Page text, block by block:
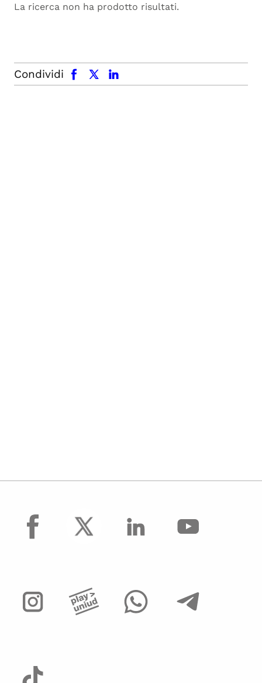
La ricerca non ha prodotto risultati.
Condividi
facebook x.com linkedin
facebook